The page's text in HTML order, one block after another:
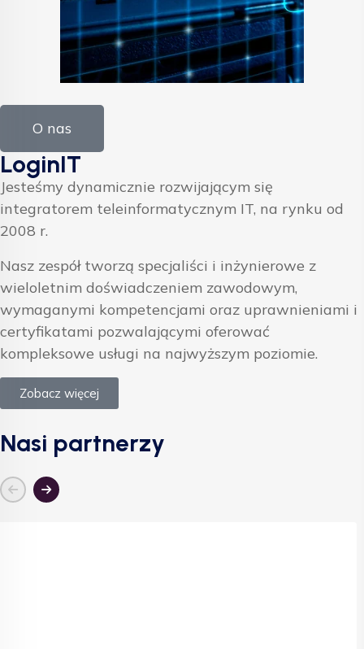
O nas
LoginIT
Jesteśmy dynamicznie rozwijającym się
integratorem teleinformatycznym IT, na rynku od
2008 r.
Nasz zespół tworzą specjaliści i inżynierowe z
wieloletnim doświadczeniem zawodowym,
wymaganymi kompetencjami oraz uprawnieniami i
certyfikatami pozwalającymi oferować
kompleksowe usługi na najwyższym poziomie.
Zobacz więcej
Nasi partnerzy